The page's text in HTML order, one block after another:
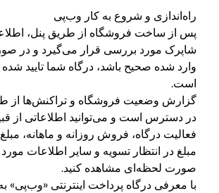
راه‌اندازی و شروع به کار وب‌پی
پس از ساخت فروشگاه از طریق پنل،
شاپرک مورد بررسی قرار می‌گیرد و در
وارد شده صحیح باشد، درگاه شما تایید شده
است.
گزارش وضعیت فروشگاه و تراکنش‌ها از
در دسترس است و می‌توانید اطلاعاتی از
فعالیت درگاه، فروش روزانه و ماهانه،
مبلغ در انتظار تسویه و سایر اطلاعات مورد
صورت لحظه‌ای مشاهده کنید.
با معرفی درگاه پرداخت اینترنتی «وب‌پی»